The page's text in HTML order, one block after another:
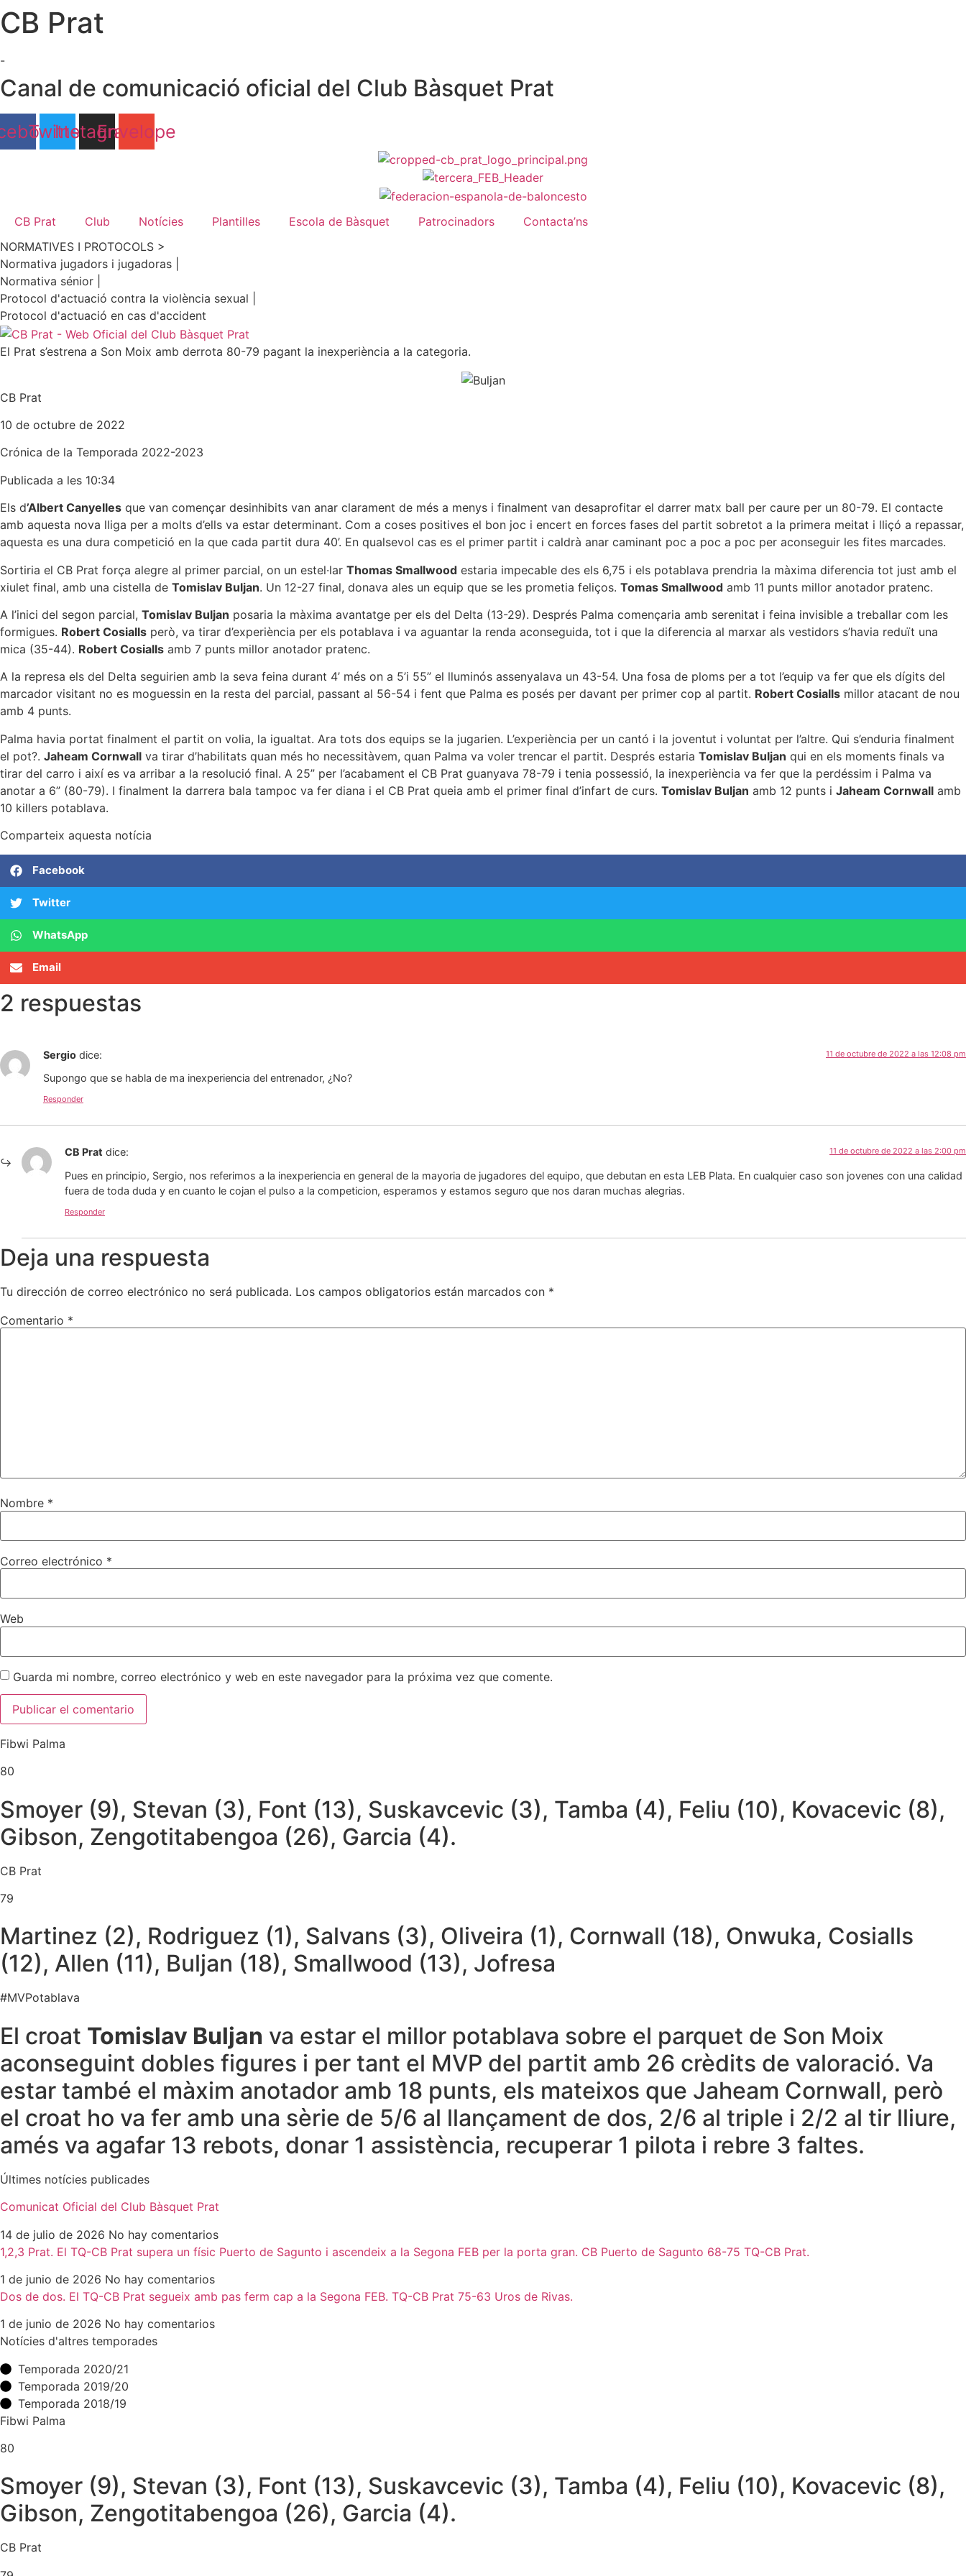
Ir
al
CB Prat
-
Canal de comunicació oficial del Club Bàsquet Prat
Twitter
Instagram
Envelope
CB Prat Club Notícies Plantilles Escola de Bàsquet Patrocinadors
Contacta’ns
NORMATIVES I PROTOCOLS >
Normativa jugadors i jugadoras |
Normativa sénior |
Protocol d'actuació contra la violència sexual |
Protocol d'actuació en cas d'accident
El Prat s’estrena a Son Moix amb derrota 80-79 pagant la inexperiència a la categoria.
CB Prat
10 de octubre de 2022
Crónica de la Temporada 2022-2023
Publicada a les 10:34
Els d’Albert Canyelles que van començar desinhibits van anar clarament de més a menys i finalment van desaprofitar el darrer matx ball per caure per un 80-79. El contacte
amb aquesta nova lliga per a molts d’ells va estar determinant. Com a coses positives el bon joc i encert en forces fases del partit sobretot a la primera meitat i lliçó a repassar,
aquesta es una dura competició en la que cada partit dura 40’. En qualsevol cas es el primer partit i caldrà anar caminant poc a poc a poc per aconseguir les fites marcades.
Sortiria el CB Prat força alegre al primer parcial, on un estel·lar Thomas Smallwood estaria impecable des els 6,75 i els potablava prendria la màxima diferencia tot just amb el
xiulet final, amb una cistella de Tomislav Buljan. Un 12-27 final, donava ales un equip que se les prometia feliços. Tomas Smallwood amb 11 punts millor anotador pratenc.
A l’inici del segon parcial, Tomislav Buljan posaria la màxima avantatge per els del Delta (13-29). Després Palma començaria amb serenitat i feina invisible a treballar com les
formigues. Robert Cosialls però, va tirar d’experiència per els potablava i va aguantar la renda aconseguida, tot i que la diferencia al marxar als vestidors s’havia reduït una
mica (35-44). Robert Cosialls amb 7 punts millor anotador pratenc.
A la represa els del Delta seguirien amb la seva feina durant 4’ més on a 5’i 55” el lluminós assenyalava un 43-54. Una fosa de ploms per a tot l’equip va fer que els dígits del
marcador visitant no es moguessin en la resta del parcial, passant al 56-54 i fent que Palma es posés per davant per primer cop al partit. Robert Cosialls millor atacant de nou
amb 4 punts.
Palma havia portat finalment el partit on volia, la igualtat. Ara tots dos equips se la jugarien. L’experiència per un cantó i la joventut i voluntat per l’altre. Qui s’enduria finalment
el pot?. Jaheam Cornwall va tirar d’habilitats quan més ho necessitàvem, quan Palma va voler trencar el partit. Després estaria Tomislav Buljan qui en els moments finals va
tirar del carro i així es va arribar a la resolució final. A 25” per l’acabament el CB Prat guanyava 78-79 i tenia possessió, la inexperiència va fer que la perdéssim i Palma va
anotar a 6” (80-79). I finalment la darrera bala tampoc va fer diana i el CB Prat queia amb el primer final d’infart de curs. Tomislav Buljan amb 12 punts i Jaheam Cornwall amb
10 killers potablava.
Comparteix aquesta notícia
Facebook
Twitter
WhatsApp
Email
2 respuestas
Sergio dice: 11 de octubre de 2022 a las 12:08 pm
Supongo que se habla de ma inexperiencia del entrenador, ¿No?
Responder
CB Prat dice: 11 de octubre de 2022 a las 2:00 pm
Pues en principio, Sergio, nos referimos a la inexperiencia en general de la mayoria de jugadores del equipo, que debutan en esta LEB Plata. En cualquier caso son jovenes con una calidad
fuera de toda duda y en cuanto le cojan el pulso a la competicion, esperamos y estamos seguro que nos daran muchas alegrias.
Responder
Deja una respuesta
Tu dirección de correo electrónico no será publicada. Los campos obligatorios están marcados con *
Comentario *
Nombre *
Correo electrónico *
Web
Guarda mi nombre, correo electrónico y web en este navegador para la próxima vez que comente.
Fibwi Palma
80
Smoyer (9), Stevan (3), Font (13), Suskavcevic (3), Tamba (4), Feliu (10), Kovacevic (8),
Gibson, Zengotitabengoa (26), Garcia (4).
CB Prat
79
Martinez (2), Rodriguez (1), Salvans (3), Oliveira (1), Cornwall (18), Onwuka, Cosialls
(12), Allen (11), Buljan (18), Smallwood (13), Jofresa
#MVPotablava
El croat Tomislav Buljan va estar el millor potablava sobre el parquet de Son Moix
aconseguint dobles figures i per tant el MVP del partit amb 26 crèdits de valoració. Va
estar també el màxim anotador amb 18 punts, els mateixos que Jaheam Cornwall, però
el croat ho va fer amb una sèrie de 5/6 al llançament de dos, 2/6 al triple i 2/2 al tir lliure,
amés va agafar 13 rebots, donar 1 assistència, recuperar 1 pilota i rebre 3 faltes.
Últimes notícies publicades
Comunicat Oficial del Club Bàsquet Prat
14 de julio de 2026 No hay comentarios
1,2,3 Prat. El TQ-CB Prat supera un físic Puerto de Sagunto i ascendeix a la Segona FEB per la porta gran. CB Puerto de Sagunto 68-75 TQ-CB Prat.
1 de junio de 2026 No hay comentarios
Dos de dos. El TQ-CB Prat segueix amb pas ferm cap a la Segona FEB. TQ-CB Prat 75-63 Uros de Rivas.
1 de junio de 2026 No hay comentarios
Notícies d'altres temporades
Temporada 2020/21
Temporada 2019/20
Temporada 2018/19
Fibwi Palma
80
Smoyer (9), Stevan (3), Font (13), Suskavcevic (3), Tamba (4), Feliu (10), Kovacevic (8),
Gibson, Zengotitabengoa (26), Garcia (4).
CB Prat